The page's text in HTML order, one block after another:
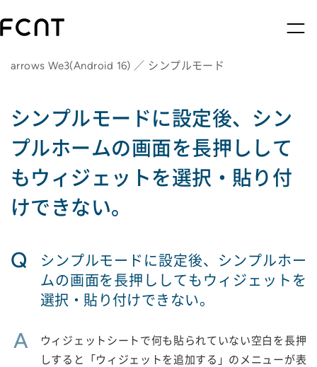
arrows We3(Android 16) ／ シンプルモード
シンプルモードに設定後、シン
プルホームの画面を長押しして
もウィジェットを選択・貼り付
けできない。
Q
シンプルモードに設定後、シンプルホー
ムの画面を長押ししてもウィジェットを
選択・貼り付けできない。
A
ウィジェットシートで何も貼られていない空白を長押
しすると「ウィジェットを追加する」のメニューが表